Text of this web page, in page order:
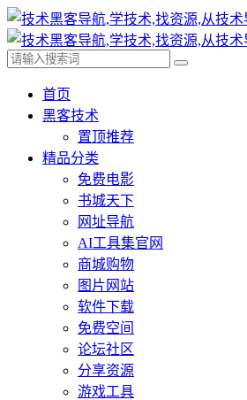
首页
黑客技术
置顶推荐
精品分类
免费电影
书城天下
网址导航
AI工具集官网
商城购物
图片网站
软件下载
免费空间
论坛社区
分享资源
游戏工具